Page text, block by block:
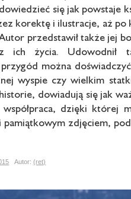
się jak powstaje
korektę i ilustracje, aż po
przedstawił także jej
ich życia. Udowodnił
przygód można
wyspie czy wielkim
dowiadują się jak
dzięki której
pamiątkowym zdjęciem,
Autor:(ret)